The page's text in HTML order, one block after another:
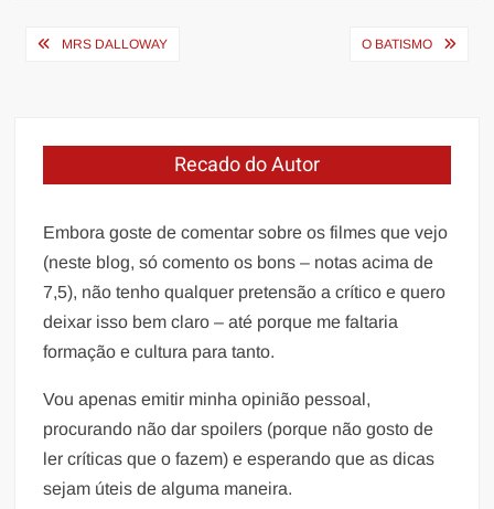
Navegação
MRS DALLOWAY O BATISMO
Recado do Autor
Embora goste de comentar sobre os filmes que vejo
(neste blog, só comento os bons – notas acima de
7,5), não tenho qualquer pretensão a crítico e quero
deixar isso bem claro – até porque me faltaria
formação e cultura para tanto.
Vou apenas emitir minha opinião pessoal,
procurando não dar spoilers (porque não gosto de
ler críticas que o fazem) e esperando que as dicas
sejam úteis de alguma maneira.